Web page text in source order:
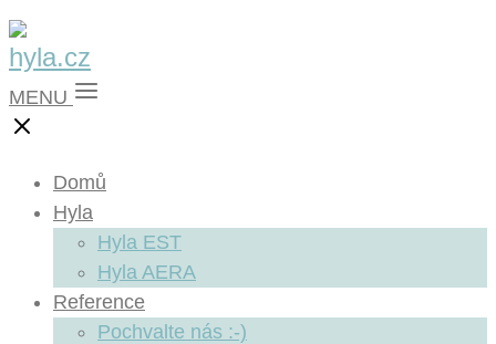
MENU
Domů
Hyla
Hyla EST
Hyla AERA
Reference
Pochvalte nás :-)